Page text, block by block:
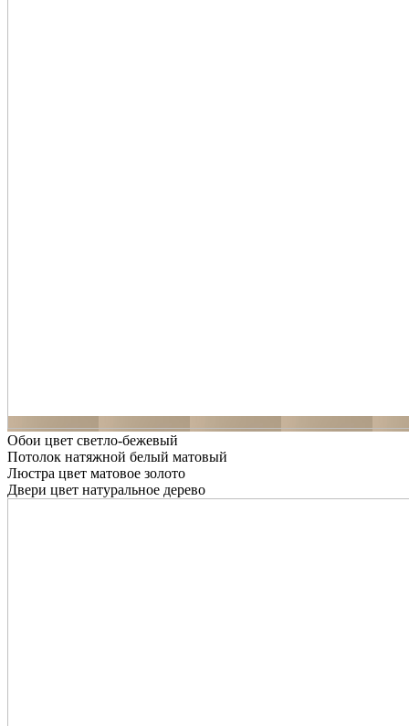
Обои цвет светло-бежевый
Потолок натяжной белый матовый
Люстра цвет матовое золото
Двери цвет натуральное дерево